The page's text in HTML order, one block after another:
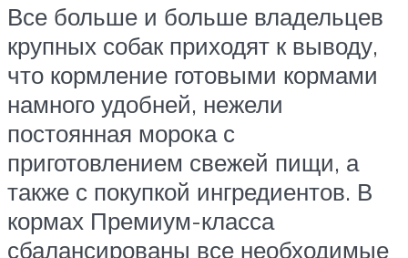
Все больше и больше владельцев
крупных собак приходят к выводу,
что кормление готовыми кормами
намного удобней, нежели
постоянная морока с
приготовлением свежей пищи, а
также с покупкой ингредиентов. В
кормах Премиум-класса
сбалансированы все необходимые